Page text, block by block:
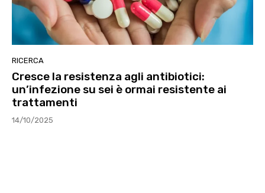
RICERCA
Cresce la resistenza agli antibiotici:
un’infezione su sei è ormai resistente ai
trattamenti
14/10/2025